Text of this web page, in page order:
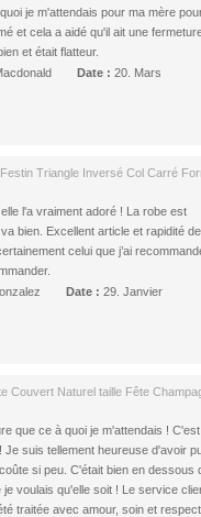
je m'attendais pour ma mère
et cela a aidé qu'il ait une
et était flatteur.
Date : 20. Mars
Triangle Inversé Col Carré
l'a vraiment adoré ! La robe est
bien. Excellent article et rapidité de
celui que j’ai
Date : 29. Janvier
Couvert Naturel taille Fête
que ce à quoi je m'attendais ! C'est
Je suis tellement heureuse d'avoir
si peu. C'était bien en dessous
voulais qu'elle soit ! Le service
traitée avec amour, soin et